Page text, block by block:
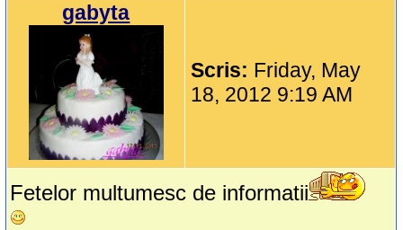
gabyta
Scris: Friday, May
18, 2012 9:19 AM
Fetelor multumesc de informatii